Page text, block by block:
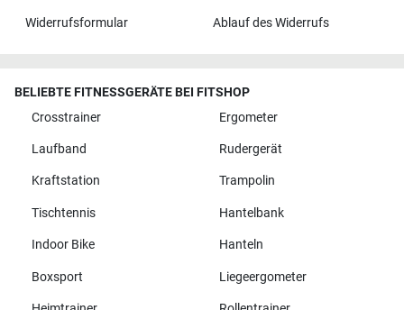
Widerrufsformular Ablauf des Widerrufs
BELIEBTE FITNESSGERÄTE BEI FITSHOP
Crosstrainer
Ergometer
Laufband Rudergerät
Kraftstation Trampolin
Tischtennis Hantelbank
Indoor Bike Hanteln
Boxsport Liegeergometer